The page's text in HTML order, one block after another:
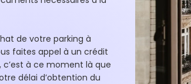
de votre parking à
faites appel à un crédit
c’est à ce moment là que
délai d’obtention du